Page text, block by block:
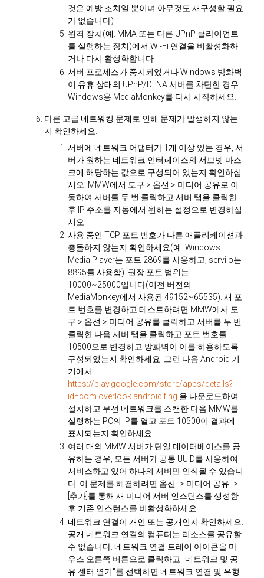
것은 예방 조치일 뿐이며 아무것도 재구성할 필요
가 없습니다)
원격 장치(예: MMA 또는 다른 UPnP 클라이언트
를 실행하는 장치)에서 Wi-Fi 연결을 비활성화하
거나 다시 활성화합니다.
서버 프로세스가 중지되었거나 Windows 방화벽
이 유휴 상태의 UPnP/DLNA 서버를 차단한 경우
Windows용 MediaMonkey를 다시 시작하세요.
다른 고급 네트워킹 문제로 인해 문제가 발생하지 않는
지 확인하세요.
서버에 네트워크 어댑터가 1개 이상 있는 경우, 서
버가 원하는 네트워크 인터페이스의 서브넷 마스
크에 해당하는 값으로 구성되어 있는지 확인하십
시오. MMW에서 도구 > 옵션 > 미디어 공유로 이
동하여 서버를 두 번 클릭하고 서버 탭을 클릭한
후 IP 주소를 자동에서 원하는 설정으로 변경하십
시오.
사용 중인 TCP 포트 번호가 다른 애플리케이션과
충돌하지 않는지 확인하세요(예: Windows
Media Player는 포트 2869를 사용하고, serviio는
8895를 사용함). 권장 포트 범위는
10000~25000입니다(이전 버전의
MediaMonkey에서 사용된 49152~65535). 새 포
트 번호를 변경하고 테스트하려면 MMW에서 도
구 > 옵션 > 미디어 공유를 클릭하고 서버를 두 번
클릭한 다음 서버 탭을 클릭하고 포트 번호를
10500으로 변경하고 방화벽이 이를 허용하도록
구성되었는지 확인하세요. 그런 다음 Android 기
기에서
https://play.google.com/store/apps/details?
id=com.overlook.android.fing 을 다운로드하여
설치하고 무선 네트워크를 스캔한 다음 MMW를
실행하는 PC의 IP를 열고 포트 10500이 결과에
표시되는지 확인하세요.
여러 대의 MMW 서버가 단일 데이터베이스를 공
유하는 경우, 모든 서버가 공통 UUID를 사용하여
서비스하고 있어 하나의 서버만 인식될 수 있습니
다. 이 문제를 해결하려면 옵션 -> 미디어 공유 ->
[추가]를 통해 새 미디어 서버 인스턴스를 생성한
후 기존 인스턴스를 비활성화하세요.
네트워크 연결이 개인 또는 공개인지 확인하세요.
공개 네트워크 연결의 컴퓨터는 리소스를 공유할
수 없습니다. 네트워크 연결 트레이 아이콘을 마
우스 오른쪽 버튼으로 클릭하고 "네트워크 및 공
유 센터 열기"를 선택하면 네트워크 연결 및 유형